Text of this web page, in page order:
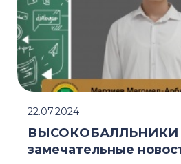
ВЫСОКОБАЛЛЬНИКИ -
замечательные
22.07.2024